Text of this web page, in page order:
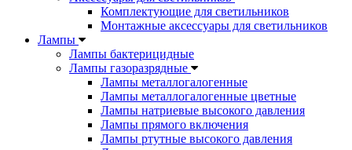
Комплектующие для светильников
Монтажные аксессуары для светильников
Лампы
Лампы бактерицидные
Лампы газоразрядные
Лампы металлогалогенные
Лампы металлогалогенные цветные
Лампы натриевые высокого давления
Лампы прямого включения
Лампы ртутные высокого давления